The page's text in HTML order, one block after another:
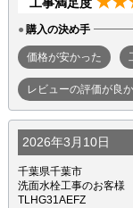
購入の決め手
価格が安かった
レビューの評価が良
2026年3月10日
千葉県千葉市
洗面水栓工事のお客様
TLHG31AEFZ